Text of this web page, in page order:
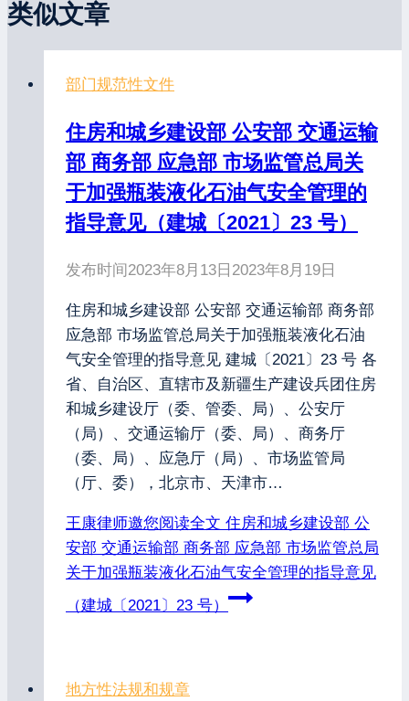
类似文章
部门规范性文件
住房和城乡建设部 公安部 交通运输
部 商务部 应急部 市场监管总局关
于加强瓶装液化石油气安全管理的
指导意见（建城〔2021〕23 号）
发布时间2023年8月13日 2023年8月19日
住房和城乡建设部 公安部 交通运输部 商务部
应急部 市场监管总局关于加强瓶装液化石油
气安全管理的指导意见 建城〔2021〕23 号 各
省、自治区、直辖市及新疆生产建设兵团住房
和城乡建设厅（委、管委、局）、公安厅
（局）、交通运输厅（委、局）、商务厅
（委、局）、应急厅（局）、市场监管局
（厅、委），北京市、天津市…
王康律师邀您阅读全文 住房和城乡建设部 公
安部 交通运输部 商务部 应急部 市场监管总局
关于加强瓶装液化石油气安全管理的指导意见
（建城〔2021〕23 号）
地方性法规和规章